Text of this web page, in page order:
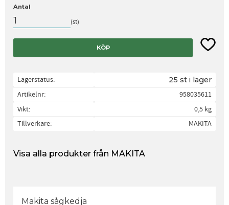
Antal
st
KÖP Lägg
Lagerstatus 25 st i lager
Artikelnr
958035611
Vikt
0,5 kg
Tillverkare
MAKITA
Visa alla produkter från MAKITA
Makita sågkedja